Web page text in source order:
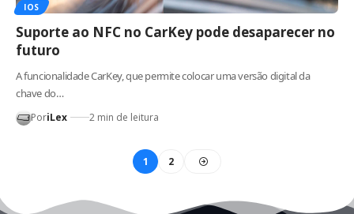
IOS
Suporte ao NFC no CarKey pode desaparecer no
futuro
A funcionalidade CarKey, que permite colocar uma versão digital da
chave do…
PoriLex 2 min de leitura
1 2